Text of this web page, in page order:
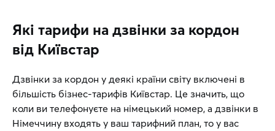
Які тарифи на дзвінки за кордон
від Київстар
Дзвінки за кордон у деякі країни світу включені в
більшість бізнес-тарифів Київстар. Це значить, що
коли ви телефонуєте на німецький номер, а дзвінки в
Німеччину входять у ваш тарифний план, то у вас